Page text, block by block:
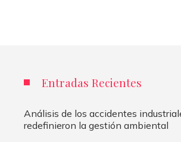
Entradas Recientes
Análisis de los accidentes
redefinieron la gestión ambiental